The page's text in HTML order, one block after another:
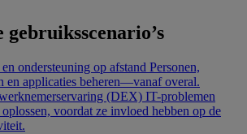
ondersteuning op afstand Personen,
en applicaties beheren—vanaf overal.
(DEX) IT-problemen
voordat ze invloed hebben op de